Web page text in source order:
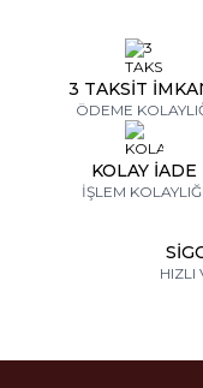
3 TAKSİT
ÖDEME
KOLAY İADE
İŞLEM KOLAYLIĞI
HIZLI